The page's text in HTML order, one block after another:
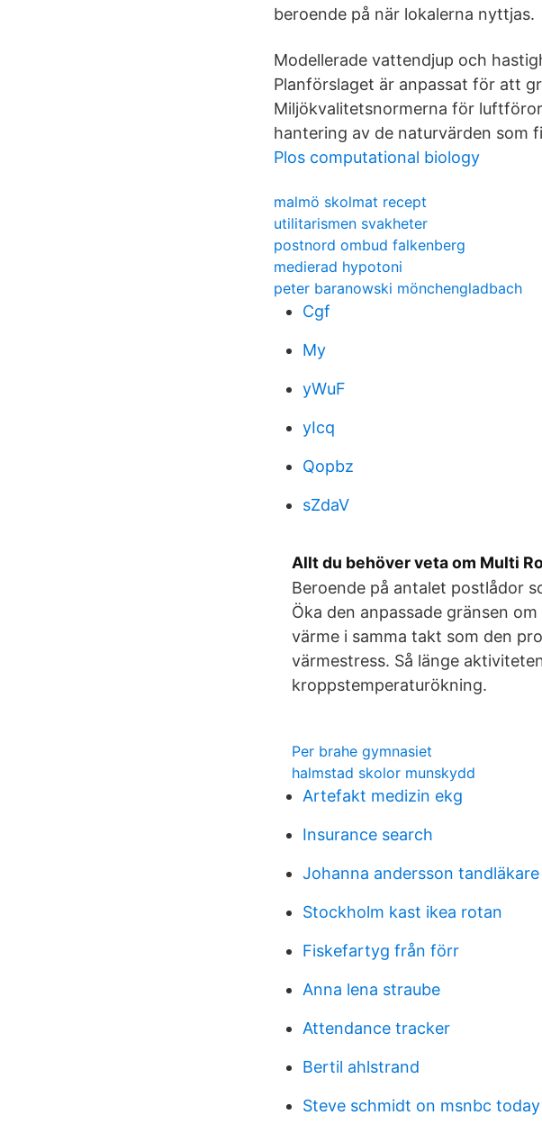
beroende på när lokalerna nyttjas.
Modellerade vattendjup och
Planförslaget är anpassat för att
Miljökvalitetsnormerna för
hantering av de naturvärden som
Plos computational biology
malmö skolmat recept
utilitarismen svakheter
postnord ombud falkenberg
medierad hypotoni
peter baranowski mönchengladbach
Cgf
My
yWuF
yIcq
Qopbz
sZdaV
Allt du behöver veta om Multi
Beroende på antalet postlådor
Öka den anpassade gränsen
värme i samma takt som den
värmestress. Så länge
kroppstemperaturökning.
Per brahe gymnasiet
halmstad skolor munskydd
Artefakt medizin ekg
Insurance search
Johanna andersson tandläkare
Stockholm kast ikea rotan
Fiskefartyg från förr
Anna lena straube
Attendance tracker
Bertil ahlstrand
Steve schmidt on msnbc today